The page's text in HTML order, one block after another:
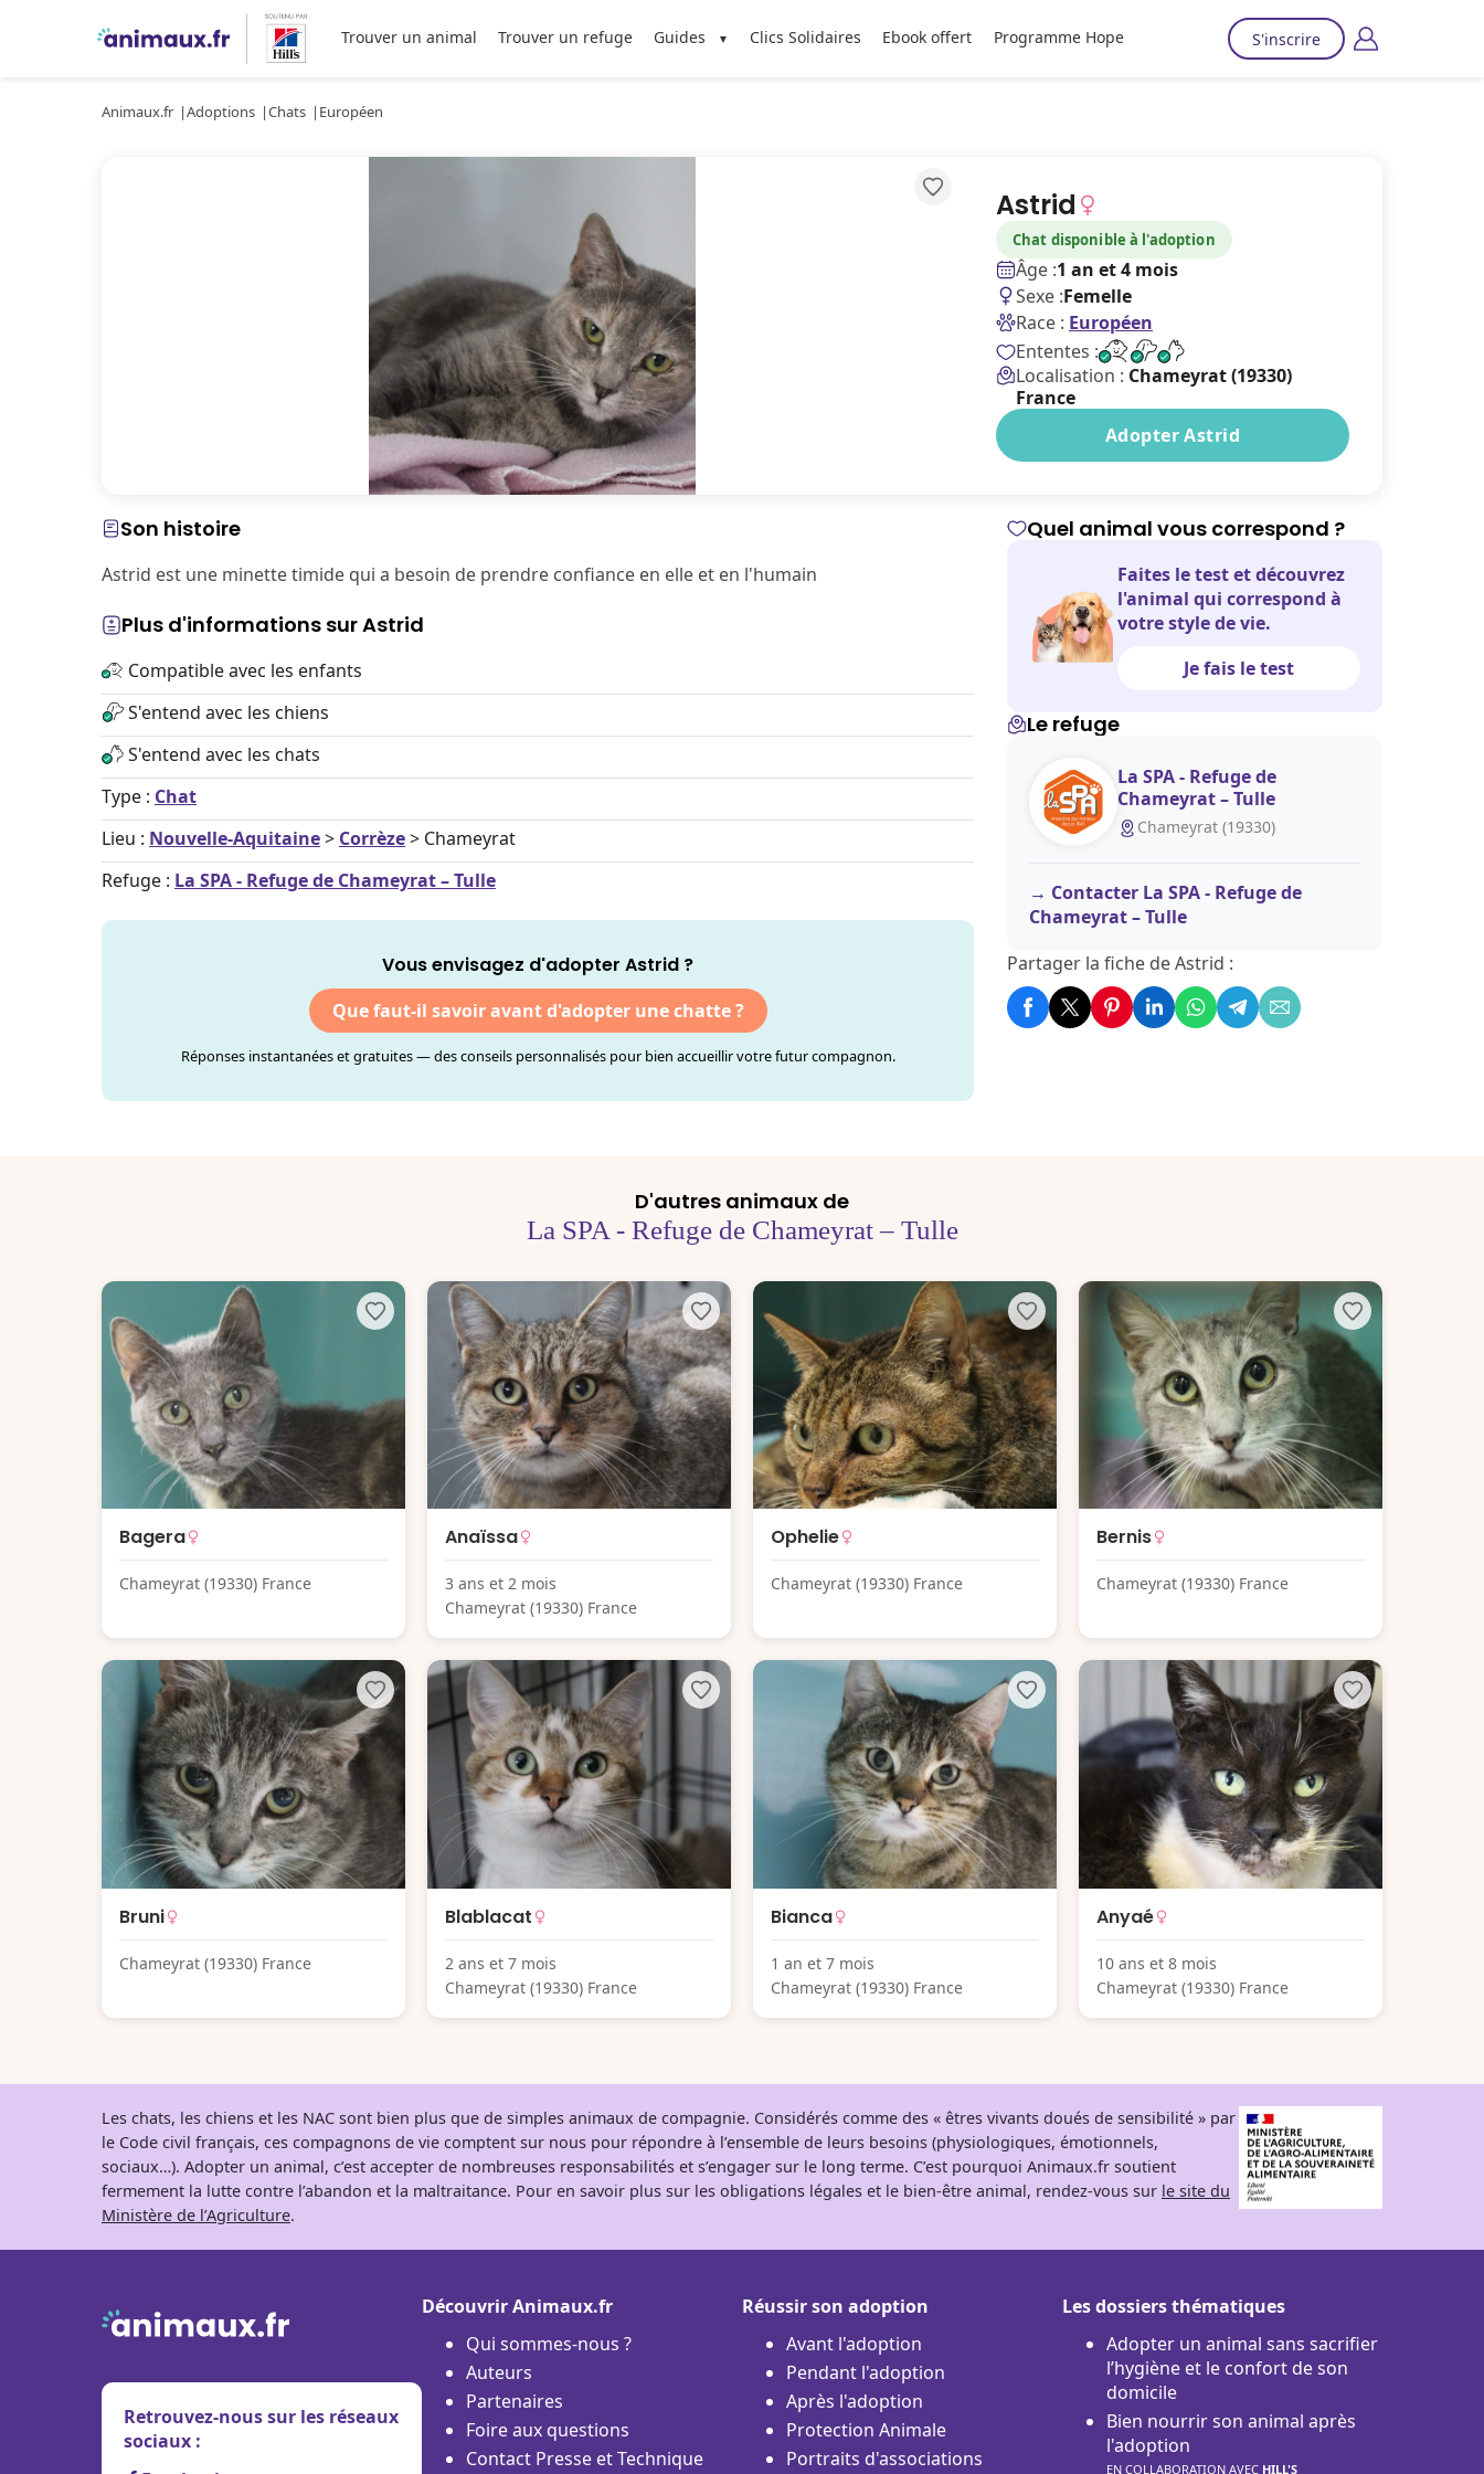
Trouver un animal Trouver un refuge Guides Clics Solidaires Ebook offert Programme Hope S'inscrire
Animaux.fr Adoptions Chats Européen
Astrid
Chat disponible à l'adoption
Âge :1 an et 4 mois
Sexe :Femelle
Race : Européen
Ententes :
Localisation : Chameyrat (19330)
France
Adopter Astrid
Son histoire
Astrid est une minette timide qui a besoin de prendre confiance en elle et en l'humain
Plus d'informations sur Astrid
Compatible avec les enfants
S'entend avec les chiens
S'entend avec les chats
Type : Chat
Lieu : Nouvelle-Aquitaine> Corrèze> Chameyrat
Refuge : La SPA - Refuge de Chameyrat – Tulle
Vous envisagez d'adopter Astrid ?
Que faut-il savoir avant d'adopter une chatte ?
Réponses instantanées et gratuites — des conseils personnalisés pour bien accueillir votre futur compagnon.
Quel animal vous correspond ?
Faites le test et découvrez
l'animal qui correspond à
votre style de vie.
Je fais le test
Le refuge
La SPA - Refuge de
Chameyrat – Tulle
Chameyrat (19330)
Contacter La SPA - Refuge de
Chameyrat – Tulle
Partager la fiche de Astrid :
D'autres animaux de
La SPA - Refuge de Chameyrat – Tulle
Bagera
Chameyrat (19330) France
Anaïssa
3 ans et 2 mois
Chameyrat (19330) France
Ophelie
Chameyrat (19330) France
Bernis
Chameyrat (19330) France
Bruni
Chameyrat (19330) France
Blablacat
2 ans et 7 mois
Chameyrat (19330) France
Bianca
1 an et 7 mois
Chameyrat (19330) France
Anyaé
10 ans et 8 mois
Chameyrat (19330) France
Les chats, les chiens et les NAC sont bien plus que de simples animaux de compagnie. Considérés comme des « êtres vivants doués de sensibilité » par
le Code civil français, ces compagnons de vie comptent sur nous pour répondre à l’ensemble de leurs besoins (physiologiques, émotionnels,
sociaux…). Adopter un animal, c’est accepter de nombreuses responsabilités et s’engager sur le long terme. C’est pourquoi Animaux.fr soutient
fermement la lutte contre l’abandon et la maltraitance. Pour en savoir plus sur les obligations légales et le bien-être animal, rendez-vous sur le site du
Ministère de l’Agriculture.
Retrouvez-nous sur les réseaux
sociaux :
Découvrir Animaux.fr
Qui sommes-nous ?
Auteurs
Partenaires
Foire aux questions
Contact Presse et Technique
Réussir son adoption
Avant l'adoption
Pendant l'adoption
Après l'adoption
Protection Animale
Portraits d'associations
Les dossiers thématiques
Adopter un animal sans sacrifier
l’hygiène et le confort de son
domicile
Bien nourrir son animal après
l'adoption
EN COLLABORATION AVEC HILL'S